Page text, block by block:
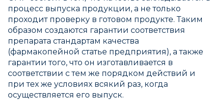
процесс выпуска продукции, а не только
проходит проверку в готовом продукте. Таким
образом создаются гарантии соответствия
препарата стандартам качества
(фармакопейной статье предприятия), а также
гарантии того, что он изготавливается в
соответствии с тем же порядком действий и
при тех же условиях всякий раз, когда
осуществляется его выпуск.